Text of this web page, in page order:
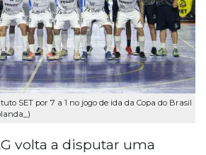
SET por 7 a 1 no jogo de ida da Copa do Brasil
volta a disputar uma